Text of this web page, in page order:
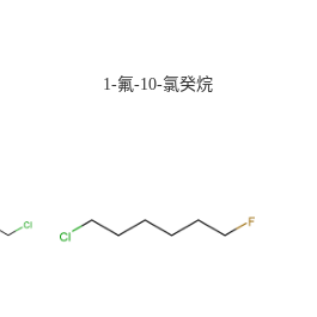
1-氟-10-氯癸烷